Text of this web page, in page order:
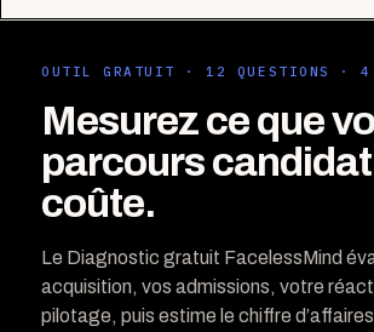
OUTIL GRATUIT · 12 QUESTIONS · 4
Mesurez ce que
parcours
coûte.
Le Diagnostic gratuit FacelessMind
acquisition, vos admissions, votre
pilotage, puis estime le chiffre